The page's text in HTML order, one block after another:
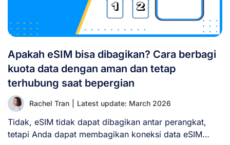
Apakah eSIM bisa dibagikan? Cara berbagi
kuota data dengan aman dan tetap
terhubung saat bepergian
Rachel Tran Latest update: March 2026
Tidak, eSIM tidak dapat dibagikan antar perangkat,
tetapi Anda dapat membagikan koneksi data eSIM